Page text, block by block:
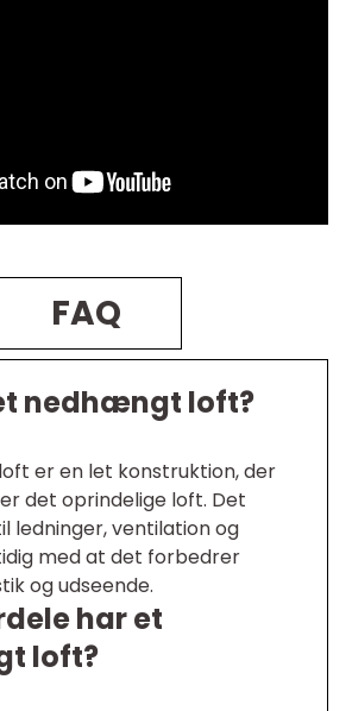
FAQ
nedhængt loft?
er en let konstruktion, der
det oprindelige loft. Det
ledninger, ventilation og
med at det forbedrer
og udseende.
har et
loft?